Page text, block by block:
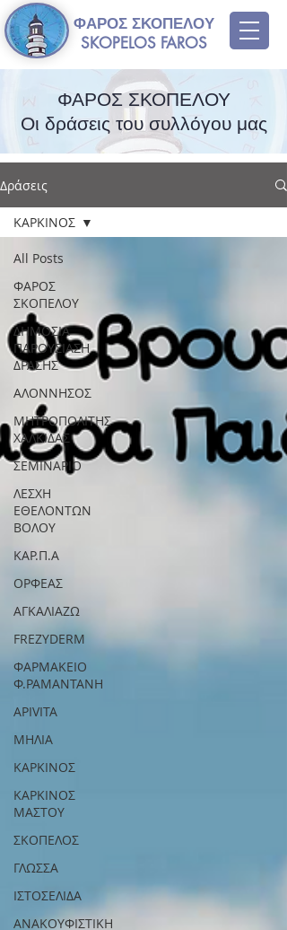
ΦΑΡΟΣ ΣΚΟΠΕΛΟΥ
SKOPELOS FAROS
ΦΑΡΟΣ ΣΚΟΠΕΛΟΥ
Οι δράσεις του συλλόγου μας
Δράσεις
All Posts
ΦΑΡΟΣ
ΣΚΟΠΕΛΟΥ
ΔΗΜΟΣΙΑ
ΠΑΡΟΥΣΙΑΣΗ
ΔΡΑΣΗΣ
ΑΛΟΝΝΗΣΟΣ
ΜΗΤΡΟΠΟΛΙΤΗΣ
ΧΑΛΚΙΔΑΣ
ΣΕΜΙΝΑΡΙΟ
ΛΕΣΧΗ
ΕΘΕΛΟΝΤΩΝ
ΒΟΛΟΥ
ΚΑΡ.Π.Α
ΟΡΦΕΑΣ
ΑΓΚΑΛΙΑΖΩ
FREZYDERM
ΦΑΡΜΑΚΕΙΟ
Φ.ΡΑΜΑΝΤΑΝΗ
APIVITA
ΜΗΛΙΑ
ΚΑΡΚΙΝΟΣ
ΚΑΡΚΙΝΟΣ
ΜΑΣΤΟΥ
ΣΚΟΠΕΛΟΣ
ΓΛΩΣΣΑ
ΙΣΤΟΣΕΛΙΔΑ
ΑΝΑΚΟΥΦΙΣΤΙΚΗ
ΚΑΡΚΙΝΟΣ